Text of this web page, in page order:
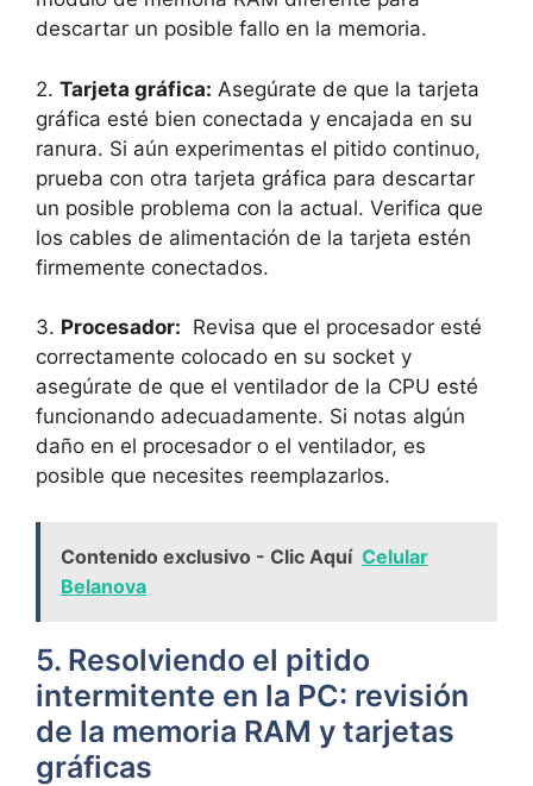
descartar⁤ un posible fallo en la memoria.
2. Tarjeta⁢ gráfica: Asegúrate de⁣ que ⁣la tarjeta
‌gráfica esté bien ⁣conectada ⁣y encajada‍ en su
ranura. Si aún experimentas el‌ pitido continuo,
prueba con otra tarjeta gráfica ⁢para descartar
un posible problema con la actual. Verifica que
los cables de⁢ alimentación⁣ de la tarjeta estén
firmemente‍ conectados.
3. Procesador: ‍ Revisa ⁢que el ‌procesador esté
correctamente colocado en su ‌socket y
asegúrate de que el ventilador ⁤de la CPU esté
funcionando adecuadamente. ⁣Si notas algún
daño en el procesador o el ⁢ventilador, es
posible que necesites reemplazarlos.
Contenido exclusivo - Clic Aquí Celular
Belanova
5. Resolviendo el‌ pitido
intermitente en la PC:‍ revisión
de la‍ memoria⁣ RAM y tarjetas
gráficas